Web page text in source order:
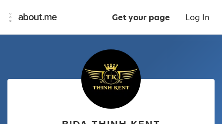
Get your page Log In